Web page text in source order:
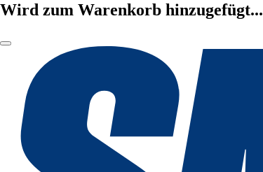
Wird zum Warenkorb hinzugefügt...